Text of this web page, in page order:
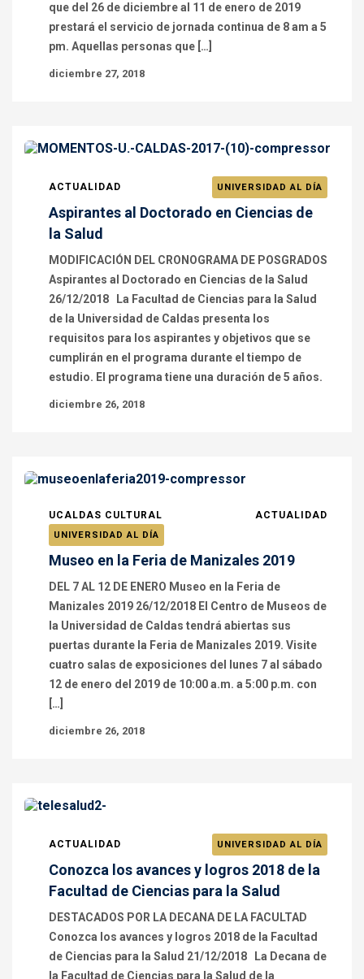
que del 26 de diciembre al 11 de enero de 2019
prestará el servicio de jornada continua de 8 am a 5
pm. Aquellas personas que […]
diciembre 27, 2018
ACTUALIDAD UNIVERSIDAD AL DÍA
Aspirantes al Doctorado en Ciencias de
la Salud
MODIFICACIÓN DEL CRONOGRAMA DE POSGRADOS
Aspirantes al Doctorado en Ciencias de la Salud
26/12/2018 La Facultad de Ciencias para la Salud
de la Universidad de Caldas presenta los
requisitos para los aspirantes y objetivos que se
cumplirán en el programa durante el tiempo de
estudio. El programa tiene una duración de 5 años.
diciembre 26, 2018
UCALDAS CULTURAL ACTUALIDAD
UNIVERSIDAD AL DÍA
Museo en la Feria de Manizales 2019
DEL 7 AL 12 DE ENERO Museo en la Feria de
Manizales 2019 26/12/2018 El Centro de Museos de
la Universidad de Caldas tendrá abiertas sus
puertas durante la Feria de Manizales 2019. Visite
cuatro salas de exposiciones del lunes 7 al sábado
12 de enero del 2019 de 10:00 a.m. a 5:00 p.m. con
[…]
diciembre 26, 2018
ACTUALIDAD UNIVERSIDAD AL DÍA
Conozca los avances y logros 2018 de la
Facultad de Ciencias para la Salud
DESTACADOS POR LA DECANA DE LA FACULTAD
Conozca los avances y logros 2018 de la Facultad
de Ciencias para la Salud 21/12/2018 La Decana de
la Facultad de Ciencias para la Salud de la